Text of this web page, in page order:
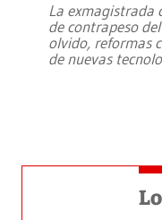
La exmagistrada
de contrapeso
olvido, reformas
de nuevas